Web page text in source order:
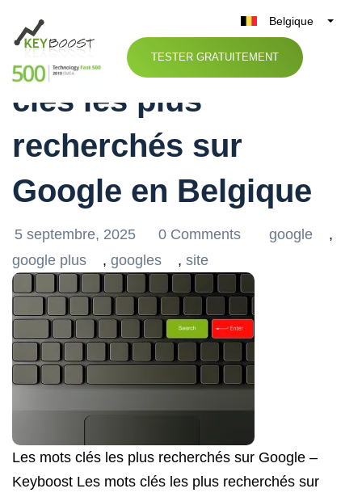
Belgique
België
Nederland
Italia
TESTER GRATUITEMENT
Découvrez les mots
clés les plus
recherchés sur
Google en Belgique
5 septembre, 2025 0 Comments google
,
google plus
, googles , site
Les mots clés les plus recherchés sur Google –
Keyboost Les mots clés les plus recherchés sur